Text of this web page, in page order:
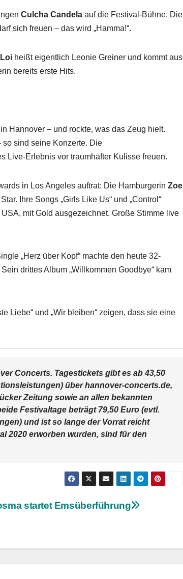
Culcha Candela auf die Festival-Bühne. Die
sich freuen – das wird „Hamma!“.
Loi heißt eigentlich Leonie Greiner und kommt aus
bereits erste Hits.
Hannover – und rockte, was das Zeug hielt.
sind seine Konzerte. Die
Live-Erlebnis vor traumhafter Kulisse freuen.
in Los Angeles auftrat: Die Hamburgerin Zoe
Ihre Songs „Girls Like Us“ und „Control“
mit Gold ausgezeichnet. Große Stimme live
„Herz über Kopf“ machte den heute 32-
drittes Album „Willkommen Goodbye“ kam
Liebe“ und „Wir bleiben“ zeigen, dass sie eine
Concerts. Tagestickets gibt es ab 43,50
über hannover-concerts.de,
Zeitung sowie an allen bekannten
Festivaltage beträgt 79,50 Euro (evtl.
und ist so lange der Vorrat reicht
2020 erworben wurden, sind für den
startet Emsüberführung